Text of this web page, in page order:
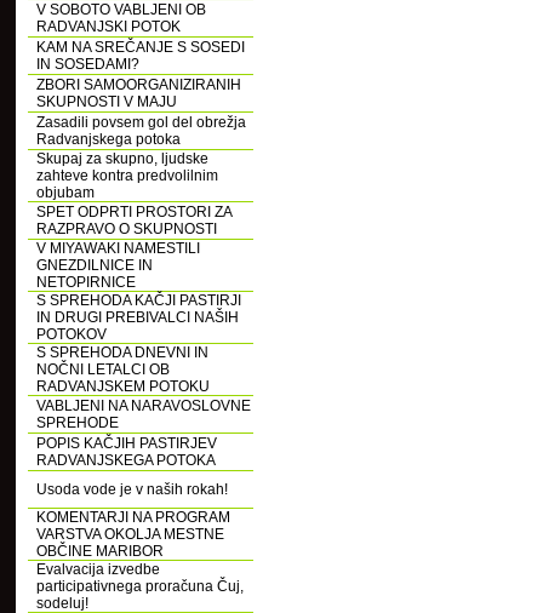
V SOBOTO VABLJENI OB
RADVANJSKI POTOK
KAM NA SREČANJE S SOSEDI
IN SOSEDAMI?
ZBORI SAMOORGANIZIRANIH
SKUPNOSTI V MAJU
Zasadili povsem gol del obrežja
Radvanjskega potoka
Skupaj za skupno, ljudske
zahteve kontra predvolilnim
objubam
SPET ODPRTI PROSTORI ZA
RAZPRAVO O SKUPNOSTI
V MIYAWAKI NAMESTILI
GNEZDILNICE IN
NETOPIRNICE
S SPREHODA KAČJI PASTIRJI
IN DRUGI PREBIVALCI NAŠIH
POTOKOV
S SPREHODA DNEVNI IN
NOČNI LETALCI OB
RADVANJSKEM POTOKU
VABLJENI NA NARAVOSLOVNE
SPREHODE
POPIS KAČJIH PASTIRJEV
RADVANJSKEGA POTOKA
Usoda vode je v naših rokah!
KOMENTARJI NA PROGRAM
VARSTVA OKOLJA MESTNE
OBČINE MARIBOR
Evalvacija izvedbe
participativnega proračuna Čuj,
sodeluj!